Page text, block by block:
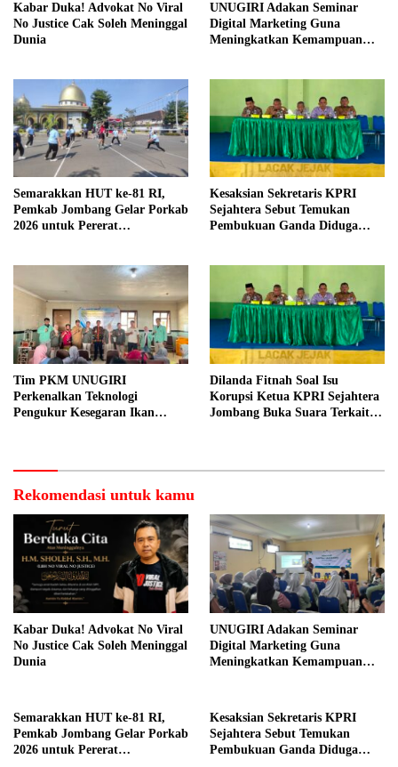
Kabar Duka! Advokat No Viral
No Justice Cak Soleh Meninggal
Dunia
UNUGIRI Adakan Seminar
Digital Marketing Guna
Meningkatkan Kemampuan
Semarakkan HUT ke-81 RI,
Pemkab Jombang Gelar Porkab
2026 untuk Pererat
Kesaksian Sekretaris KPRI
Sejahtera Sebut Temukan
Pembukuan Ganda Diduga
Tim PKM UNUGIRI
Perkenalkan Teknologi
Pengukur Kesegaran Ikan
Dilanda Fitnah Soal Isu
Korupsi Ketua KPRI Sejahtera
Jombang Buka Suara Terkait
Rekomendasi untuk kamu
Kabar Duka! Advokat No Viral
No Justice Cak Soleh Meninggal
Dunia
UNUGIRI Adakan Seminar
Digital Marketing Guna
Meningkatkan Kemampuan
Semarakkan HUT ke-81 RI,
Pemkab Jombang Gelar Porkab
2026 untuk Pererat
Kesaksian Sekretaris KPRI
Sejahtera Sebut Temukan
Pembukuan Ganda Diduga